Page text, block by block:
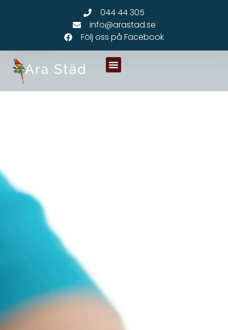
044 44 305
info@arastad.se
Följ oss på Facebook